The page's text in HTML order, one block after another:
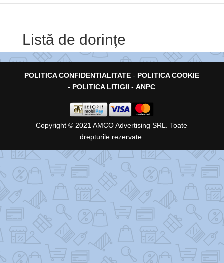
Listă de dorințe
POLITICA CONFIDENTIALITATE- POLITICA COOKIE
- POLITICA LITIGII -ANPC
Copyright © 2021 AMCO Advertising SRL. Toate
drepturile rezervate.